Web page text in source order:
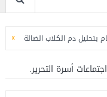
دم الكلاب الضالة
المستشار ياسين عبدالمنعم
أسرة التحرير.